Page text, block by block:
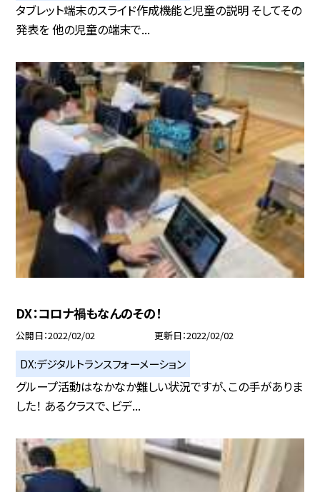
タブレット端末のスライド作成機能と児童の説明 そしてその
発表を 他の児童の端末で...
DX：コロナ禍もなんのその！
公開日 2022/02/02 更新日 2022/02/02
DX:デジタルトランスフォーメーション
グループ活動はなかなか難しい状況ですが、この手がありま
した！ あるクラスで、ビデ...